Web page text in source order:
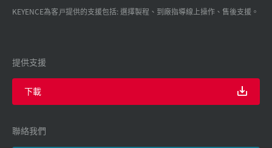
KEYENCE為客戸提供的支援包括: 選擇製程、到廠指導線上操作、售後支援。
提供支援
下載
聯絡我們